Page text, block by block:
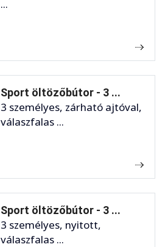
...
Sport öltözőbútor - 3 ...
3 személyes, zárható ajtóval,
válaszfalas ...
Sport öltözőbútor - 3 ...
3 személyes, nyitott,
válaszfalas ...